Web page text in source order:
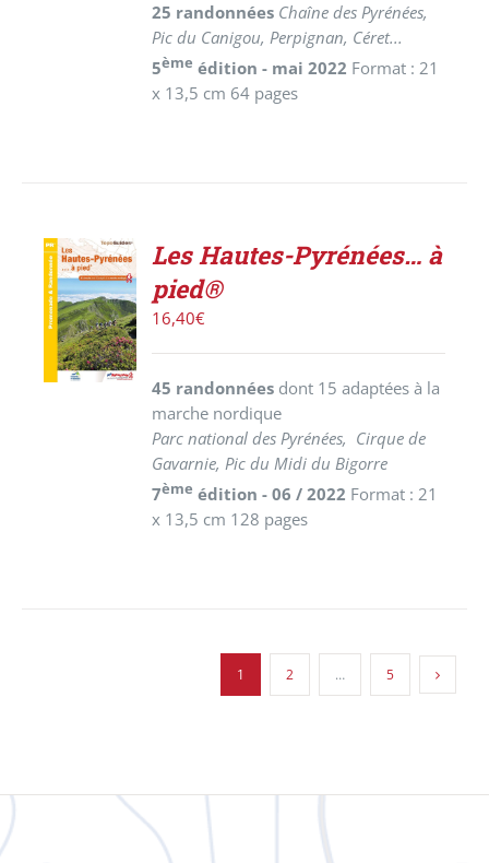
25 randonnées Chaîne des Pyrénées,
Pic du Canigou, Perpignan, Céret...
5ème édition - mai 2022 Format : 21
x 13,5 cm 64 pages
AJOUTER
AU
PANIER
/
DÉTAILS
Les Hautes-Pyrénées… à
pied®
16,40€
45 randonnées dont 15 adaptées à la
marche nordique
Parc national des Pyrénées, Cirque de
Gavarnie, Pic du Midi du Bigorre
7ème édition - 06 / 2022 Format : 21
x 13,5 cm 128 pages
1 2 … 5